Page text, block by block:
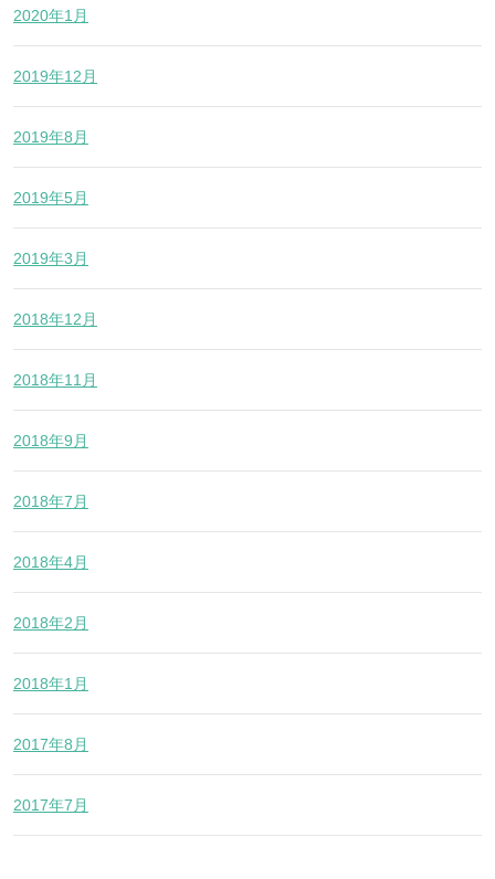
2020年1月
2019年12月
2019年8月
2019年5月
2019年3月
2018年12月
2018年11月
2018年9月
2018年7月
2018年4月
2018年2月
2018年1月
2017年8月
2017年7月